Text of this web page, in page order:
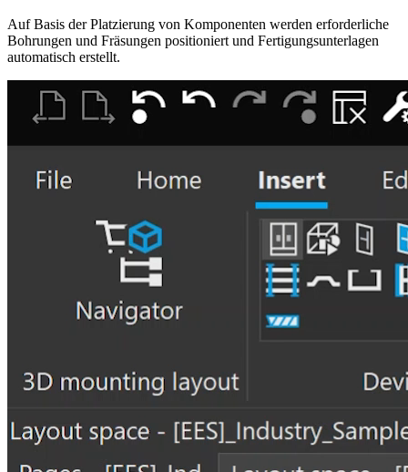
Auf Basis der Platzierung von Komponenten werden erforderliche
Bohrungen und Fräsungen positioniert und Fertigungsunterlagen
automatisch erstellt.